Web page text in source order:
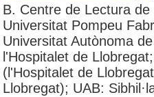
B. Centre de Lectura
Universitat Pompeu
Universitat Autònoma
l'Hospitalet de
(l'Hospitalet de
Llobregat); UAB: